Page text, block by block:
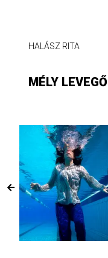
HALÁSZ RITA
MÉLY LEVEGŐ